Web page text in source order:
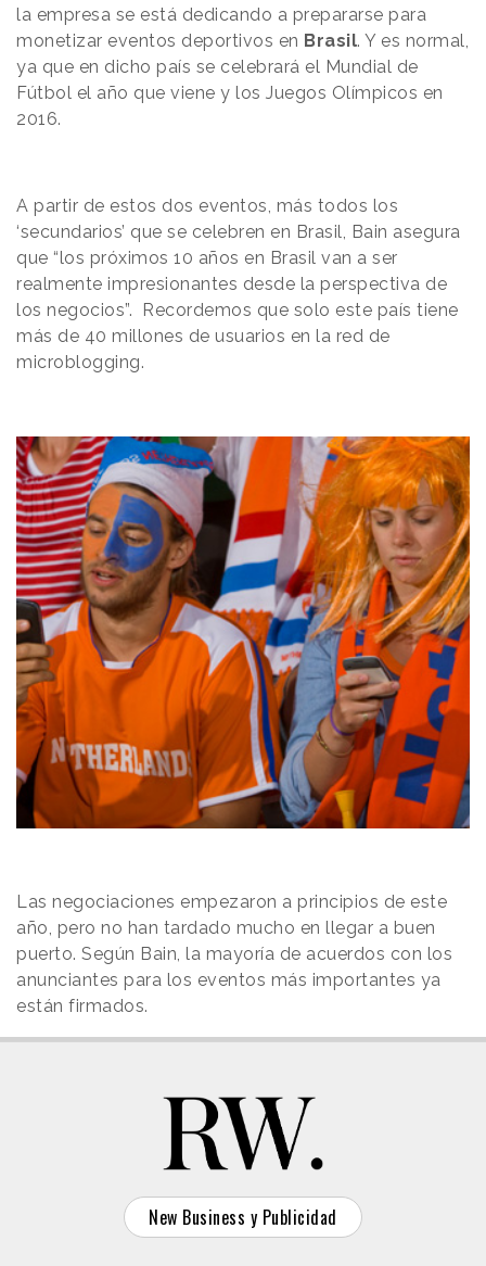
la empresa se está dedicando a prepararse para
monetizar eventos deportivos en Brasil. Y es normal,
ya que en dicho país se celebrará el Mundial de
Fútbol el año que viene y los Juegos Olímpicos en
2016.
A partir de estos dos eventos, más todos los
‘secundarios’ que se celebren en Brasil, Bain asegura
que “los próximos 10 años en Brasil van a ser
realmente impresionantes desde la perspectiva de
los negocios”. Recordemos que solo este país tiene
más de 40 millones de usuarios en la red de
microblogging.
Las negociaciones empezaron a principios de este
año, pero no han tardado mucho en llegar a buen
puerto. Según Bain, la mayoría de acuerdos con los
anunciantes para los eventos más importantes ya
están firmados.
New Business y Publicidad